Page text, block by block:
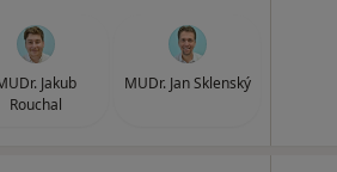
Jakub
Rouchal
MUDr. Jan Sklenský